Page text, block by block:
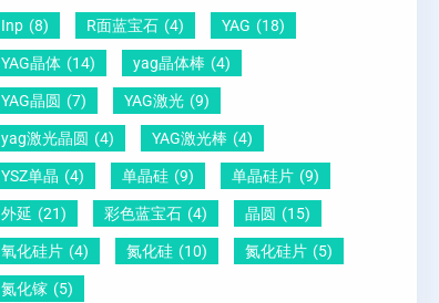
）
因
？
给
你
说
明
晶
向
1
1
0
怎
Inp (8) R面蓝宝石 (4) YAG (18)
YAG晶体 (14) yag晶体棒 (4)
YAG晶圆 (7) YAG激光 (9)
yag激光晶圆 (4) YAG激光棒 (4)
YSZ单晶 (4) 单晶硅 (9) 单晶硅片 (9)
外延 (21) 彩色蓝宝石 (4) 晶圆 (15)
氧化硅片 (4) 氮化硅 (10) 氮化硅片 (5)
氮化镓 (5)